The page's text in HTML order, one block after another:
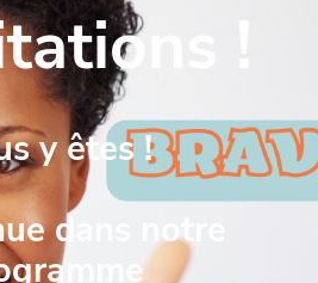
!
y êtes !
dans notre